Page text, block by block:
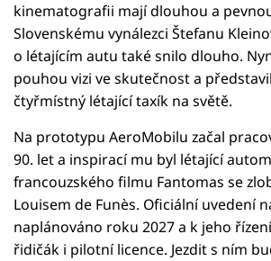
kinematografii mají dlouhou a
Slovenskému vynálezci Štefanu
o létajícím autu také snilo dlouho.
pouhou vizi ve skutečnost a
čtyřmístný létající taxík na světě.
Na prototypu AeroMobilu začal
90. let a inspirací mu byl létající
francouzského filmu Fantomas se
Louisem de Funès. Oficiální uvedení
naplánováno roku 2027 a k jeho
řidičák i pilotní licence. Jezdit s ním